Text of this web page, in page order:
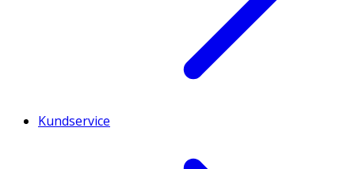
Kundservice